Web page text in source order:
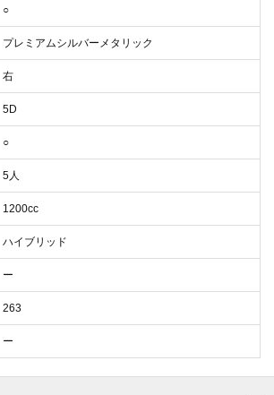
○
プレミアムシルバーメタリック
右
5D
○
5人
1200cc
ハイブリッド
ー
263
ー